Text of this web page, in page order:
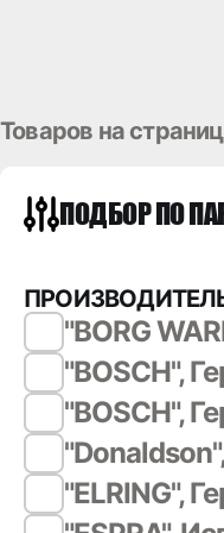
Товаров на
ПОДБОР ПО
"BORG
"BOSCH",
"BOSCH",
"ELRING",